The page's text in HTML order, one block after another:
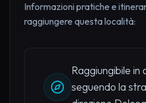
Informazioni pratiche e
raggiungere questa località:
Raggiungibile
seguendo la